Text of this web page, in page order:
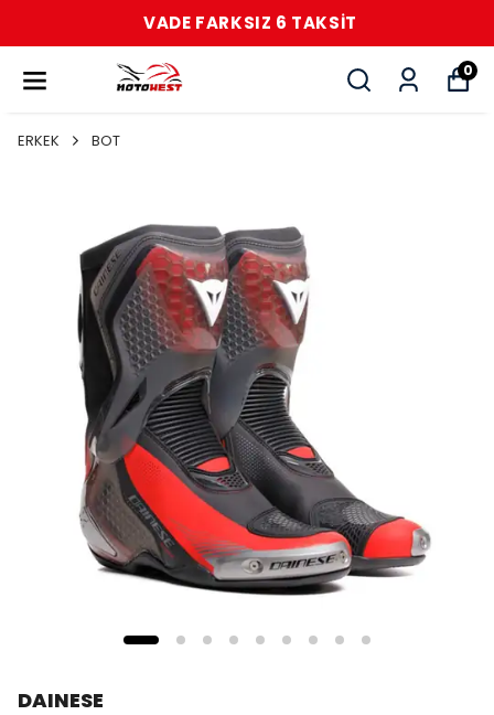
VADE FARKSIZ 6 TAKSİT
0
ERKEK BOT
DAINESE